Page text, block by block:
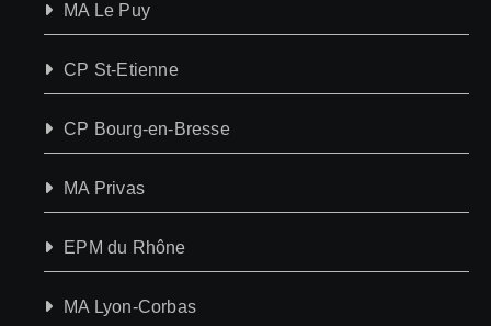
MA Le Puy
CP St-Etienne
CP Bourg-en-Bresse
MA Privas
EPM du Rhône
MA Lyon-Corbas